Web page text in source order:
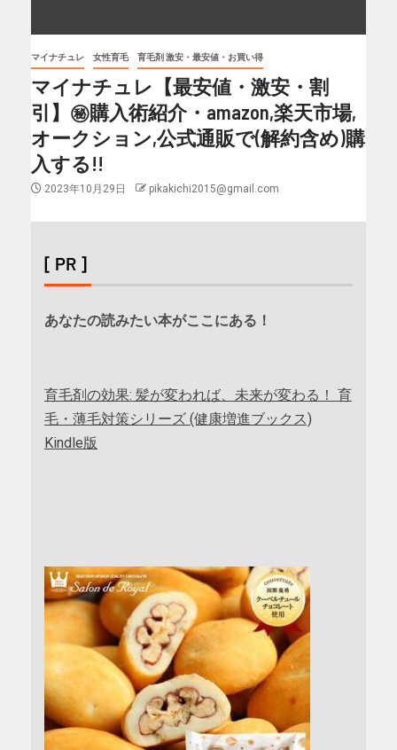
マイナチュレ 女性育毛 育毛剤 激安・最安値・お買い得
マイナチュレ【最安値・激安・割
引】㊙購入術紹介・amazon,楽天市場,
オークション,公式通販で(解約含め)購
入する!!
2023年10月29日 pikakichi2015@gmail.com
[ PR ]
あなたの読みたい本がここにある！
育毛剤の効果: 髪が変われば、未来が変わる！ 育
毛・薄毛対策シリーズ (健康増進ブックス)
Kindle版